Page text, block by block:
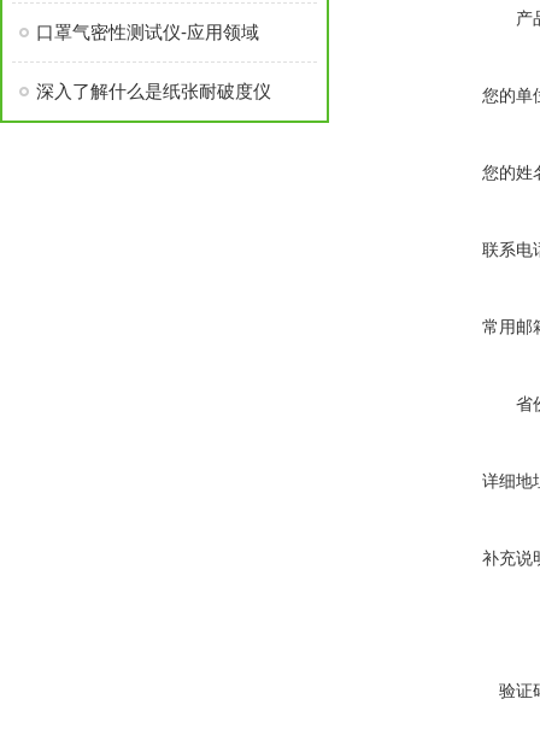
产
您的单
您的姓
联系电
常用邮
省
详细地
补充说
验证
口罩气密性测试仪-应用领域
深入了解什么是纸张耐破度仪